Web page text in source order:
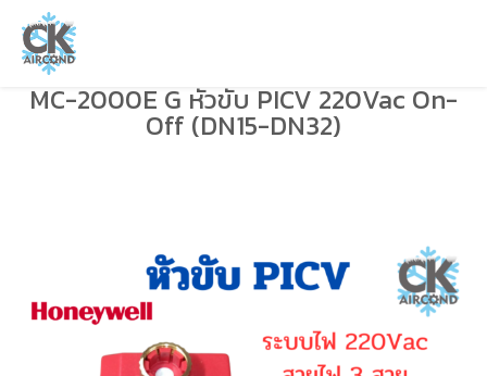
MC-2000E G หัวขับ PICV 220Vac On-
Off (DN15-DN32)